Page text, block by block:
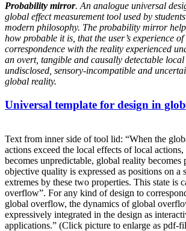
Probability mirror. An analogue universal
global effect measurement tool used by
modern philosophy. The probability mirror
how probable it is, that the user’s experience
correspondence with the reality experienced
an overt, tangible and causally detectable
undisclosed, sensory-incompatible and
global reality.
Posted
Universal template for design in
Text from inner side of tool lid: “When the
actions exceed the local effects of local
becomes unpredictable, global reality becomes
objective quality is expressed as positions on a
extremes by these two properties. This state is
overflow”. For any kind of design to
global overflow, the dynamics of global
expressively integrated in the design as
applications.” (Click picture to enlarge as pdf-